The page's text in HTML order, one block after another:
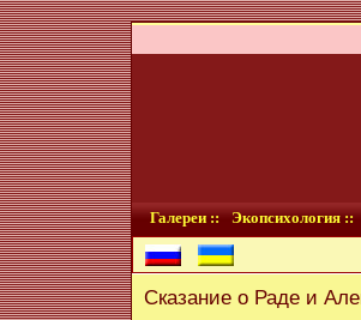
Галереи :: Экопсихология ::
Сказание о Раде и